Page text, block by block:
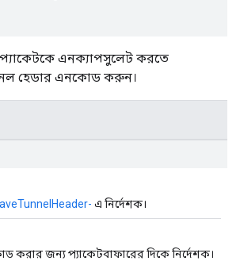
প্যাকেটকে এনক্যাপসুলেট করতে
হেডার এনকোড করুন।
এ নির্দেশক।
করার জন্য প্যাকেটবাফারের দিকে নির্দেশক।